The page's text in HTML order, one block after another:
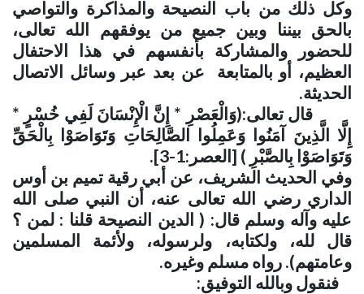
وكل ذلك من باب النصيحة والمذاكرة والتواصي
بالحق بيننا وبين جميع من يوفقهم الله تعالى،
للحضور والمشاركة بأنفسهم في هذا الاحتفال
العظيم، أو بالمتابعة عن بعد عبر وسائل الاتصال
الحديثة.
قال تعالى:(وَالْعَصْرِ * إِنَّ الْإِنْسَانَ لَفِي خُسْرٍ *
إِلَّا الَّذِينَ آمَنُوا وَعَمِلُوا الصَّالِحَاتِ وَتَوَاصَوْا بِالْحَقِّ
وَتَوَاصَوْا بِالصَّبْرِ ) [العصر:1-3]
.
وفي الحديث الشريف، عن أبي رقية تميم بن أوس
الداري رضي الله تعالى عنه، أن النبي صلى الله
عليه وآله وسلم قال: ( الدين النصيحة قلنا : لمن ؟
قال لله، ولكتابه، ولرسوله، ولأئمة المسلمين
وعامتهم). رواه مسلم وغيره.
فنقول وبالله التوفيق: